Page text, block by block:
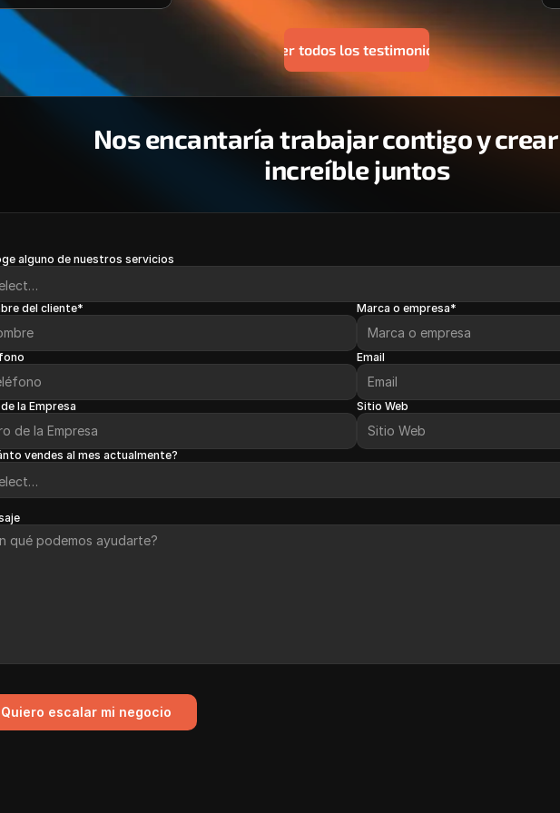
Ver todos los testimonios
Nos encantaría trabajar contigo y
increíble juntos
alguno de nuestros servicios
del cliente* Marca o empresa*
Email
la Empresa Sitio Web
vendes al mes actualmente?
Quiero escalar mi negocio